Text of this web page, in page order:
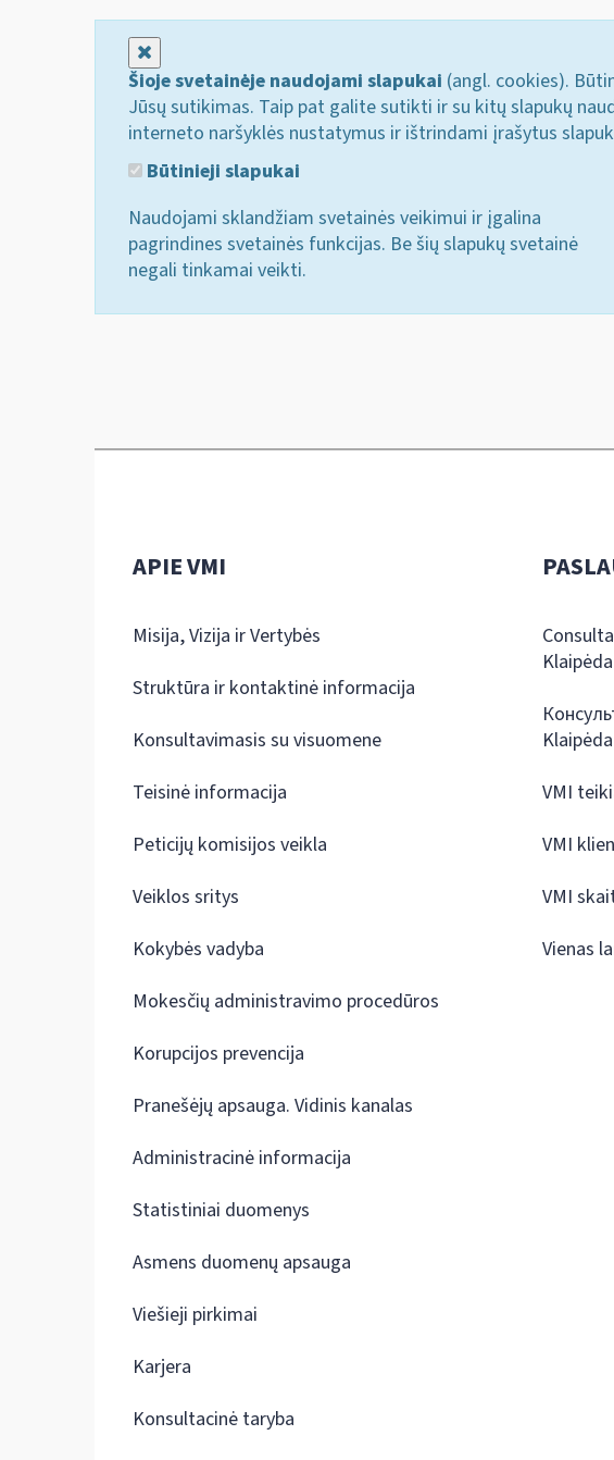
Šioje svetainėje naudojami slapukai (angl. cookies).
Jūsų sutikimas. Taip pat galite sutikti ir su kitų slapukų
interneto naršyklės nustatymus ir ištrindami įrašytus
Būtinieji slapukai
Naudojami sklandžiam svetainės veikimui ir įgalina
pagrindines svetainės funkcijas. Be šių slapukų svetainė
negali tinkamai veikti.
APIE VMI
Misija, Vizija ir Vertybės
Struktūra ir kontaktinė informacija
Konsultavimasis su visuomene
Teisinė informacija
Peticijų komisijos veikla
Veiklos sritys
Kokybės vadyba
Mokesčių administravimo procedūros
Korupcijos prevencija
Pranešėjų apsauga. Vidinis kanalas
Administracinė informacija
Statistiniai duomenys
Asmens duomenų apsauga
Viešieji pirkimai
Karjera
Konsultacinė taryba
Klaipėda
Klaipėda
VMI
VMI
VMI
Vienas